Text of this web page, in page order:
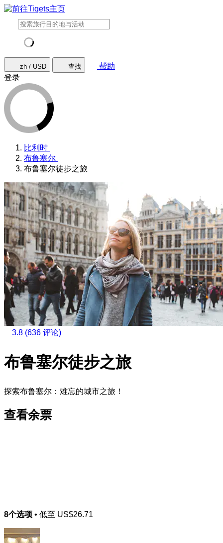
zh / USD 查找
帮助
登录
比利时
布鲁塞尔
布鲁塞尔徒步之旅
3.8 (636 评论)
布鲁塞尔徒步之旅
探索布鲁塞尔：难忘的城市之旅！
查看余票
8个选项 • 低至 US$26.71